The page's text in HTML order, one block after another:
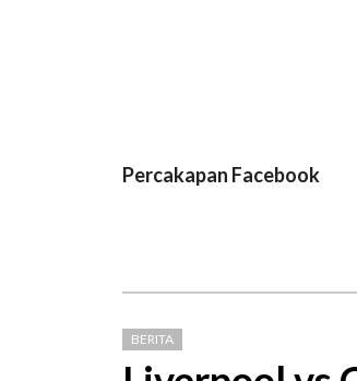
Percakapan Facebook
BERITA